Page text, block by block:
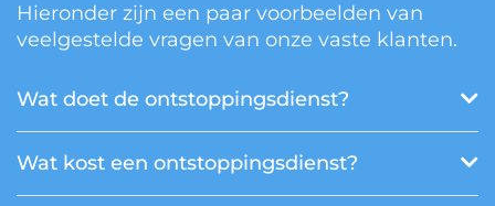
Hieronder zijn een paar voorbeelden van
veelgestelde vragen van onze vaste klanten.
Wat doet de ontstoppingsdienst?
Wat kost een ontstoppingsdienst?